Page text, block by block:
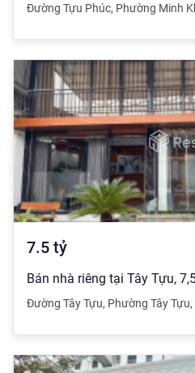
Đường Tựu Phúc, Phường Minh
7.5 tỷ
Đường Tây Tựu, Phường Tây Tựu,